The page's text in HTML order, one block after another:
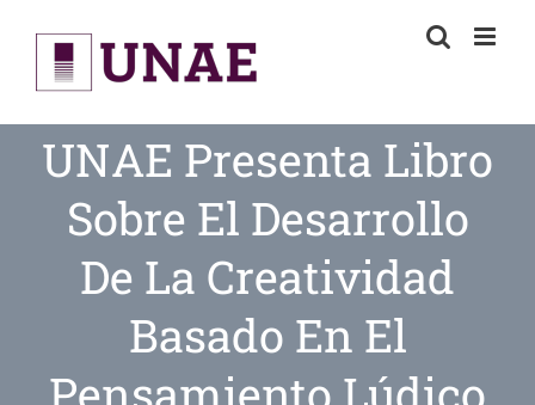
content
UNAE Presenta Libro
Sobre El Desarrollo
De La Creatividad
Basado En El
Pensamiento Lúdico